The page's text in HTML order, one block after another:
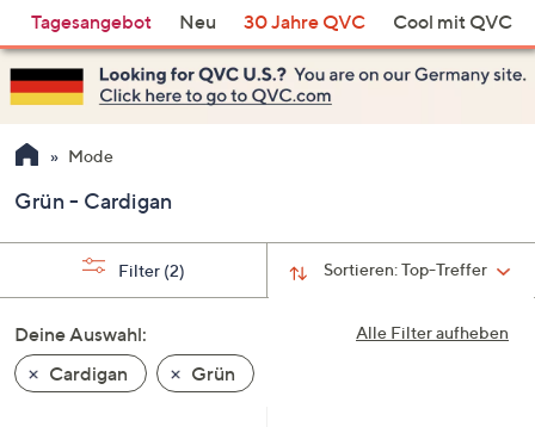
du
heute?
Vorschläge
verfügbar
sind,
verwenden
Sie
Pfeiltasten
nach
und
nach
unten
oder
Tagesangebot Neu 30 Jahre QVC Cool mit QVC
Mode
Grün - Cardigan
Sortieren:Top-Treffer
Filter (2)
Alle Filter aufheben
Deine Auswahl:
Cardigan
Grün